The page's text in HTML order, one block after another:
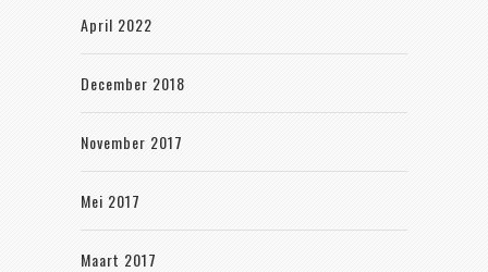
April 2022
December 2018
November 2017
Mei 2017
Maart 2017